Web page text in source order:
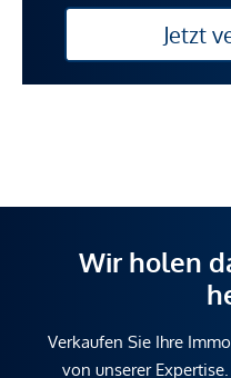
Jetzt
Wir holen
Verkaufen Sie Ihre
von unserer